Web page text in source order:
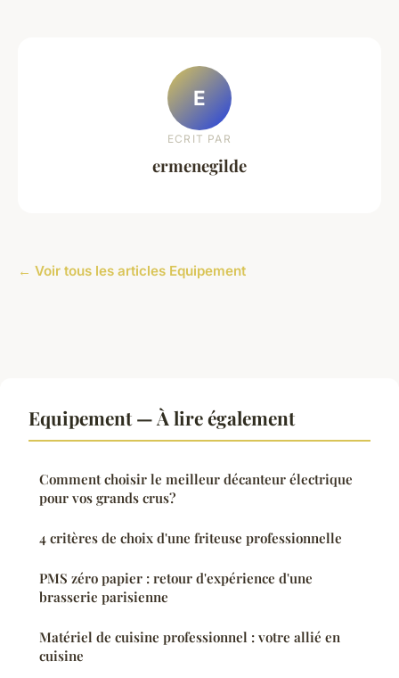
E
ECRIT PAR
ermenegilde
← Voir tous les articles Equipement
Equipement — À lire également
Comment choisir le meilleur décanteur électrique
pour vos grands crus?
4 critères de choix d'une friteuse professionnelle
PMS zéro papier : retour d'expérience d'une
brasserie parisienne
Matériel de cuisine professionnel : votre allié en
cuisine